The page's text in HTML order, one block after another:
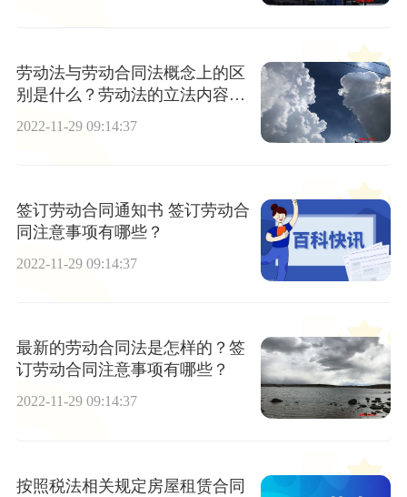
劳动法与劳动合同法概念上的区
别是什么？劳动法的立法内容是
2022-11-29 09:14:37
签订劳动合同通知书 签订劳动合
同注意事项有哪些？
2022-11-29 09:14:37
最新的劳动合同法是怎样的？签
订劳动合同注意事项有哪些？
2022-11-29 09:14:37
按照税法相关规定房屋租赁合同